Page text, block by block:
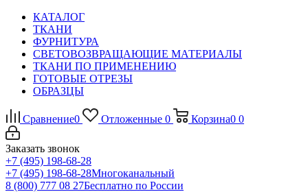
КАТАЛОГ
ТКАНИ
ФУРНИТУРА
СВЕТОВОЗВРАЩАЮЩИЕ МАТЕРИАЛЫ
ТКАНИ ПО ПРИМЕНЕНИЮ
ГОТОВЫЕ ОТРЕЗЫ
ОБРАЗЦЫ
Сравнение0 Отложенные 0 Корзина0 0
Заказать звонок
+7 (495) 198-68-28
+7 (495) 198-68-28Многоканальный
8 (800) 777 08 27Бесплатно по России